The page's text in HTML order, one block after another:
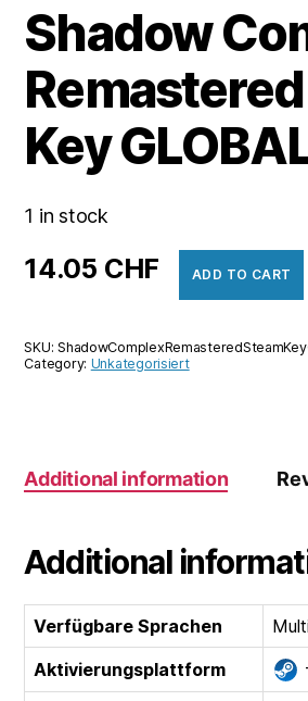
Shadow
Key
1 in stock
14.05 CHF ADD TO CART
SKU:
Category: Unkategorisiert
Additional information
Additional
Verfügbare Sprachen
Aktivierungsplattform